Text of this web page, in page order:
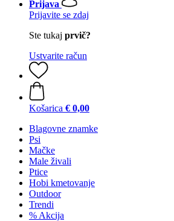
Prijava
Prijavite se zdaj
Ste tukaj prvič?
Ustvarite račun
Košarica € 0,00
Blagovne znamke
Psi
Mačke
Male živali
Ptice
Hobi kmetovanje
Outdoor
Trendi
% Akcija